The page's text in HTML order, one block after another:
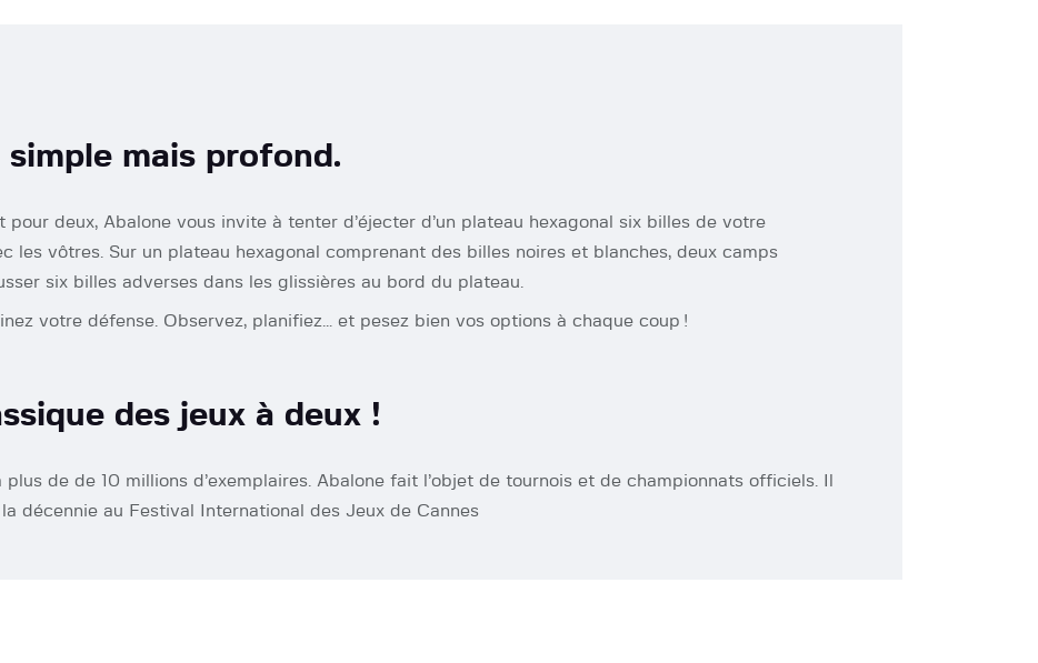
mais profond.
deux, Abalone vous invite à tenter d’éjecter d’un plateau hexagonal six billes de votre
les vôtres. Sur un plateau hexagonal comprenant des billes noires et blanches, deux camps
six billes adverses dans les glissières au bord du plateau.
votre défense. Observez, planifiez… et pesez bien vos options à chaque coup !
des jeux à deux !
de de 10 millions d’exemplaires. Abalone fait l’objet de tournois et de championnats officiels. Il
décennie au Festival International des Jeux de Cannes